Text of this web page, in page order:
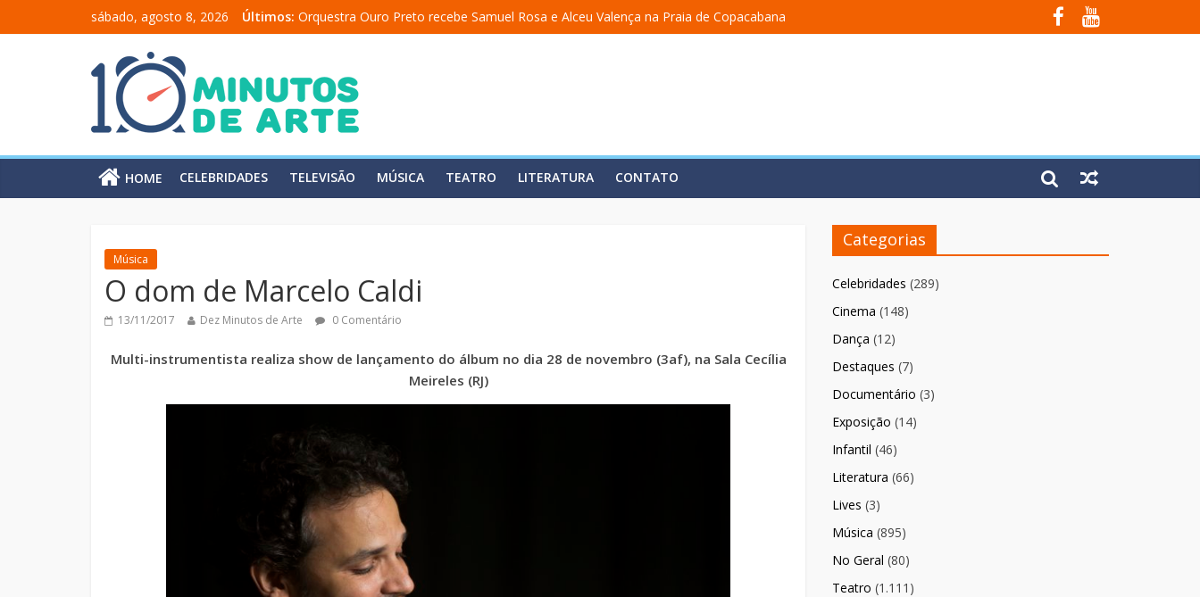
sábado, agosto 8, 2026 Últimos: Orquestra Ouro Preto recebe Samuel Rosa e Alceu Valença na Praia de Copacabana
“Comunicado a uma academia” ganha nova temporada na Fundição Progresso
Mônica Salmaso lança álbum em homenagem a Elizeth Cardoso
Carolina Chalita estreia o solo “Eu matei a Sherazade – Confissões De Uma Árabe Em Fúria”
HOME CELEBRIDADES TELEVISÃO MÚSICA TEATRO LITERATURA CONTATO
Música
O dom de Marcelo Caldi
13/11/2017 Dez Minutos de Arte 0 Comentário
Multi-instrumentista realiza show de lançamento do álbum no dia 28 de novembro (3af), na Sala Cecília
Meireles (RJ)
Categorias
Celebridades (289)
Cinema (148)
Dança (12)
Destaques (7)
Documentário (3)
Exposição (14)
Infantil (46)
Literatura (66)
Lives (3)
Música (895)
No Geral (80)
Teatro (1.111)